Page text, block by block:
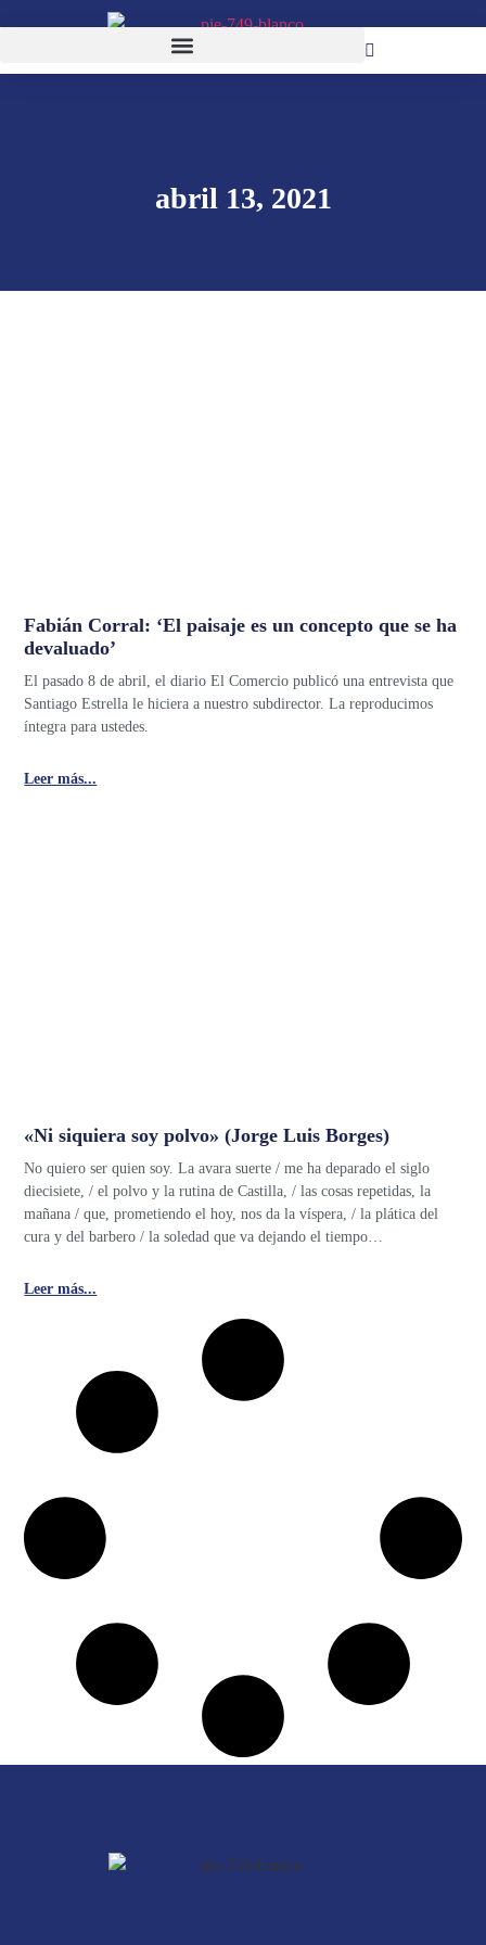
abril 13, 2021
Fabián Corral: ‘El paisaje es un concepto que se ha
devaluado’
El pasado 8 de abril, el diario El Comercio publicó una entrevista que
Santiago Estrella le hiciera a nuestro subdirector. La reproducimos
íntegra para ustedes.
Leer más...
«Ni siquiera soy polvo» (Jorge Luis Borges)
No quiero ser quien soy. La avara suerte / me ha deparado el siglo
diecisiete, / el polvo y la rutina de Castilla, / las cosas repetidas, la
mañana / que, prometiendo el hoy, nos da la víspera, / la plática del
cura y del barbero / la soledad que va dejando el tiempo…
Leer más...